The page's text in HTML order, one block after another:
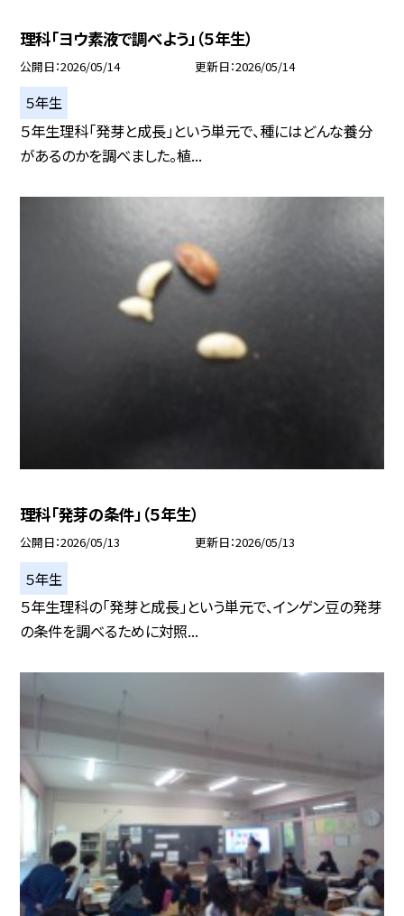
理科「ヨウ素液で調べよう」（５年生）
公開日 2026/05/14 更新日 2026/05/14
５年生
５年生理科「発芽と成長」という単元で、種にはどんな養分
があるのかを調べました。植...
理科「発芽の条件」（５年生）
公開日 2026/05/13 更新日 2026/05/13
５年生
５年生理科の「発芽と成長」という単元で、インゲン豆の発芽
の条件を調べるために対照...